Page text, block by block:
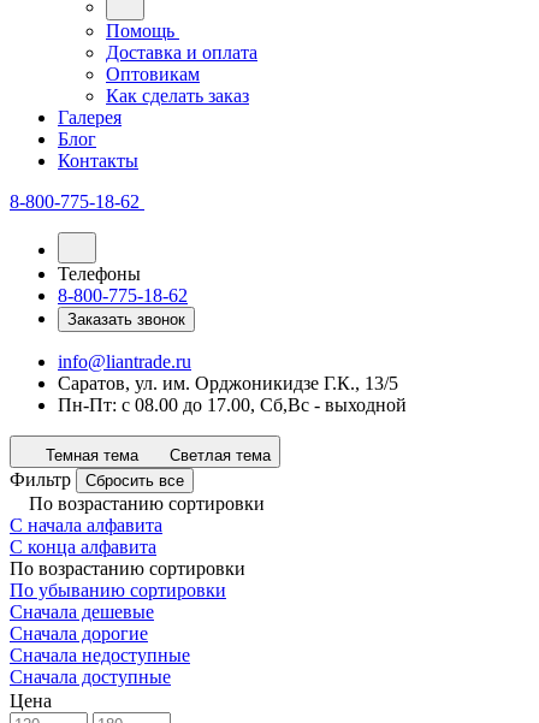
Помощь
Доставка и оплата
Оптовикам
Как сделать заказ
Галерея
Блог
Контакты
8-800-775-18-62
Телефоны
8-800-775-18-62
Заказать звонок
info@liantrade.ru
Саратов, ул. им. Орджоникидзе Г.К., 13/5
Пн-Пт: c 08.00 до 17.00, Cб,Вс - выходной
Темная тема Светлая тема
Фильтр Сбросить все
По возрастанию сортировки
С начала алфавита
С конца алфавита
По возрастанию сортировки
По убыванию сортировки
Сначала дешевые
Сначала дорогие
Сначала недоступные
Сначала доступные
Цена